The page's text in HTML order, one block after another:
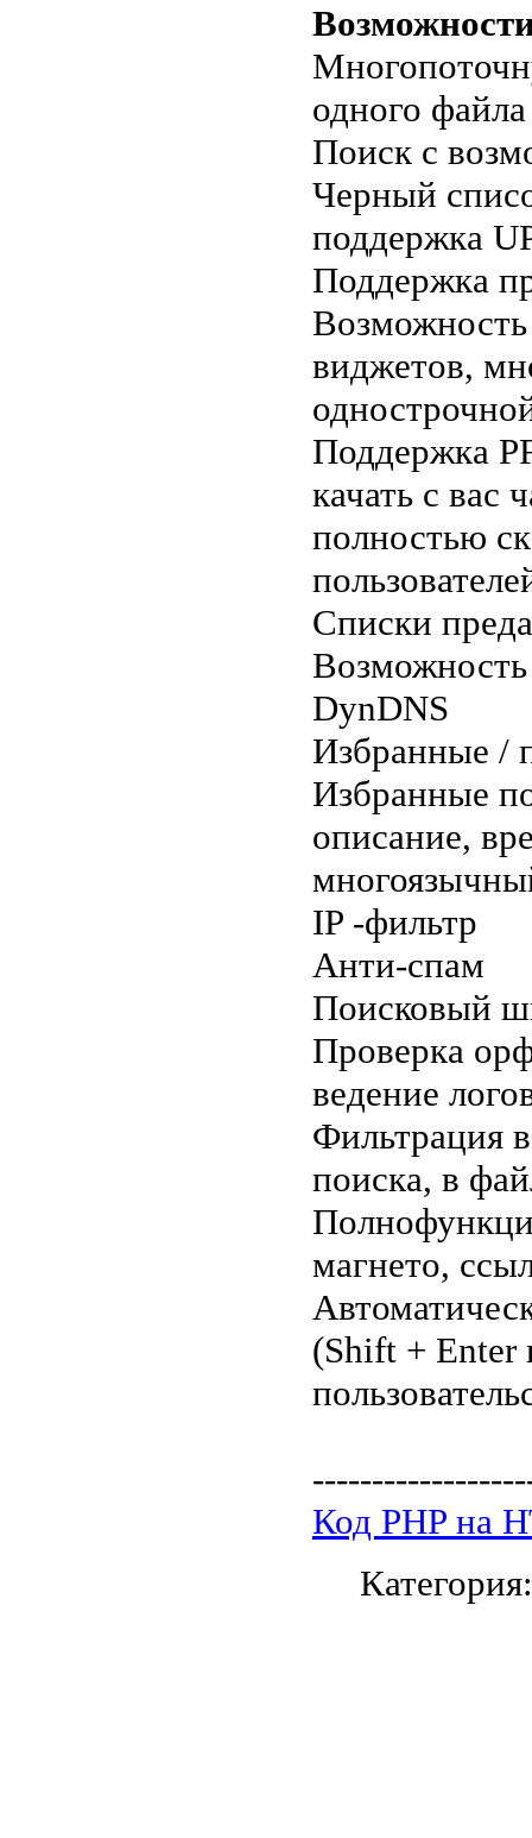
одного
Поиск с
Черный
поддержка
Поддержка
Возможность
виджетов,
Поддержка
качать с вас
полностью
Списки
Возможность
DynDNS
Избранные /
Избранные
описание,
IP -фильтр
Анти-спам
Поисковый
Проверка
ведение
Фильтрация в
поиска, в
магнето,
(Shift + Enter
Код PHP на